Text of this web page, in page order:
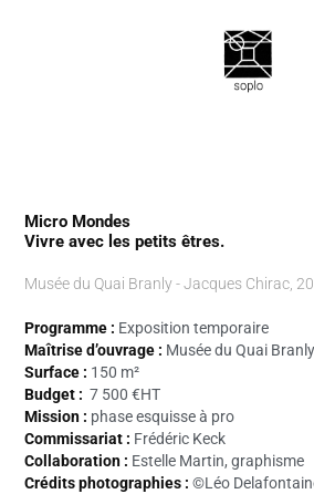
Micro Mondes
Vivre avec les petits êtres.
Musée du Quai Branly - Jacques Chirac,
Programme : Exposition temporaire
Maîtrise d’ouvrage : Musée du Quai
Surface : 150 m²
Budget :7 500€HT
Mission : phase esquisse à pro
Commissariat : Frédéric Keck
Collaboration : Estelle Martin, graphisme
Crédits photographies : ©Léo